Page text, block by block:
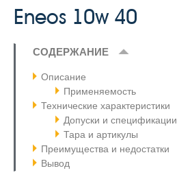
Eneos 10w 40
СОДЕРЖАНИЕ
Описание
Применяемость
Технические характеристики
Допуски и спецификации
Тара и артикулы
Преимущества и недостатки
Вывод